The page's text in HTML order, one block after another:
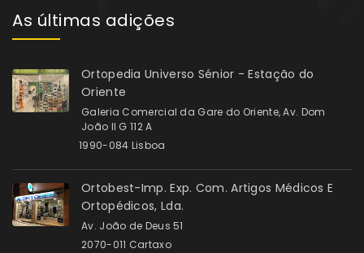
As últimas adições
Ortopedia Universo Sénior - Estação do
Oriente
Galeria Comercial da Gare do Oriente, Av. Dom
João II G 112 A
1990-084 Lisboa
Ortobest-Imp. Exp. Com. Artigos Médicos E
Ortopédicos, Lda.
Av. João de Deus 51
2070-011 Cartaxo